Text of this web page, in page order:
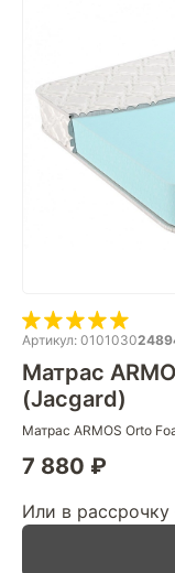
Артикул: 0101030
Матрас
(Jacgard)
Матрас ARMOS Orto
7 880 ₽
Или в рассрочку